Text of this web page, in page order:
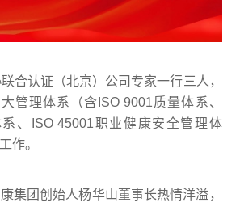
合认证（北京）公司专家一行三人，
管理体系（含ISO 9001质量体系、
系、ISO 45001职业健康安全管理体
作。
集团创始人杨华山董事长热情洋溢，